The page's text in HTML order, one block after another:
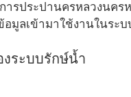
รประปานครหลวงนคร
มูลเข้ามาใช้งานในระบ
ระบบรักษ์น้ำ